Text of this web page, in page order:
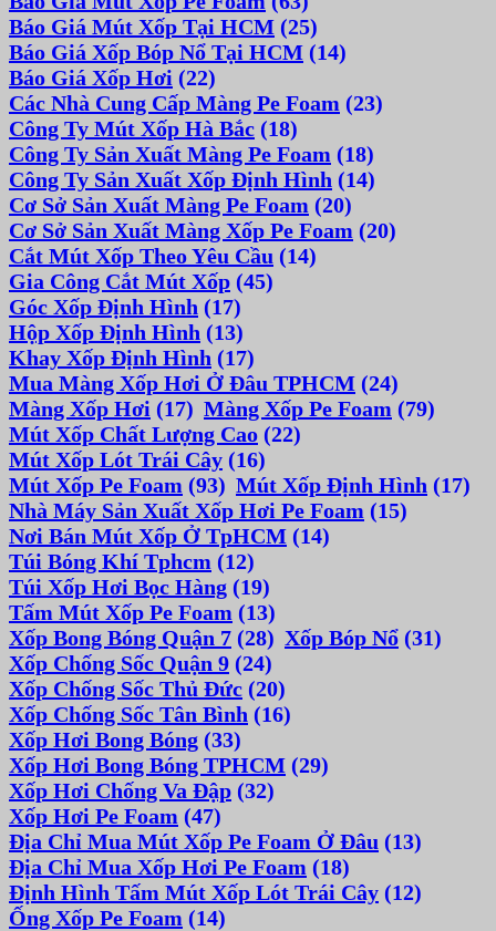
Báo Giá Mút Xốp Tại HCM (25)
Báo Giá Xốp Bóp Nổ Tại HCM (14)
Báo Giá Xốp Hơi (22)
Các Nhà Cung Cấp Màng Pe Foam (23)
Công Ty Mút Xốp Hà Bắc (18)
Công Ty Sản Xuất Màng Pe Foam (18)
Công Ty Sản Xuất Xốp Định Hình (14)
Cơ Sở Sản Xuất Màng Pe Foam (20)
Cơ Sở Sản Xuất Màng Xốp Pe Foam (20)
Cắt Mút Xốp Theo Yêu Cầu (14)
Gia Công Cắt Mút Xốp (45)
Góc Xốp Định Hình (17)
Hộp Xốp Định Hình (13)
Khay Xốp Định Hình (17)
Mua Màng Xốp Hơi Ở Đâu TPHCM (24)
Màng Xốp Hơi (17) Màng Xốp Pe Foam (79)
Mút Xốp Chất Lượng Cao (22)
Mút Xốp Lót Trái Cây (16)
Mút Xốp Pe Foam (93) Mút Xốp Định Hình (17)
Nhà Máy Sản Xuất Xốp Hơi Pe Foam (15)
Nơi Bán Mút Xốp Ở TpHCM (14)
Túi Bóng Khí Tphcm (12)
Túi Xốp Hơi Bọc Hàng (19)
Tấm Mút Xốp Pe Foam (13)
Xốp Bong Bóng Quận 7 (28) Xốp Bóp Nổ (31)
Xốp Chống Sốc Quận 9 (24)
Xốp Chống Sốc Thủ Đức (20)
Xốp Chống Sốc Tân Bình (16)
Xốp Hơi Bong Bóng (33)
Xốp Hơi Bong Bóng TPHCM (29)
Xốp Hơi Chống Va Đập (32)
Xốp Hơi Pe Foam (47)
Địa Chỉ Mua Mút Xốp Pe Foam Ở Đâu (13)
Địa Chỉ Mua Xốp Hơi Pe Foam (18)
Định Hình Tấm Mút Xốp Lót Trái Cây (12)
Ống Xốp Pe Foam (14)